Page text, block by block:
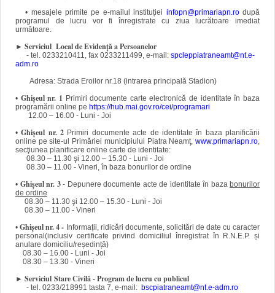
• mesajele primite pe e-mailul instituției infopn@primariapn.rodupă
programul de lucru vor fi înregistrate cu ziua lucrătoare imediat
următoare.
► Serviciul Local de Evidenţă a Persoanelor
- tel. 0233210411, fax 0233211499, e-mail: spcleppiatraneamt@nt.e-
adm.ro
Adresa: Strada Eroilor nr.18 (intrarea principală Stadion)
• Ghişeul nr. 1 Primiri documente carte electronică de identitate în baza
programării online pe https://hub.mai.gov.ro/cei/programari
12.00 – 16.00 - Luni - Joi
•Ghişeul nr. 2 Primiri documente acte de identitate în baza planificării
online pe site-ul Primăriei municipiului Piatra Neamţ, www.primariapn.ro,
secţiunea planificare online carte de identitate:
08.30 – 11.30 şi 12.00 – 15.30 - Luni - Joi
08.30 – 11.00 - Vineri, în baza bonurilor de ordine
• Ghişeul nr. 3- Depunere documente acte de identitate în baza bonurilor
de ordine
08.30 – 11.30 şi 12.00 – 15.30 - Luni - Joi
08.30 – 11.00 - Vineri
• Ghişeul nr. 4 - Informații, ridicări documente, solicitări de date cu caracter
personal(inclusiv certificate privind domiciliul înregistrat în R.N.E.P. și
anulare domiciliu/reședință)
08.30 – 16.00 - Luni - Joi
08.30 – 13.30 - Vineri
► Serviciul Stare Civilă - Program de lucru cu publicul
- tel. 0233/218991 tasta 7, e-mail: bscpiatraneamt@nt.e-adm.ro